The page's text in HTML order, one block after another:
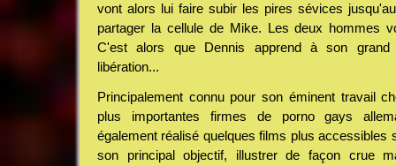
vont alors lui faire subir les pires sévices
partager la cellule de Mike. Les deux hommes
C'est alors que Dennis apprend à son grand
libération...
Principalement connu pour son éminent travail
plus importantes firmes de porno gays
également réalisé quelques films plus accessibles
son principal objectif, illustrer de façon crue